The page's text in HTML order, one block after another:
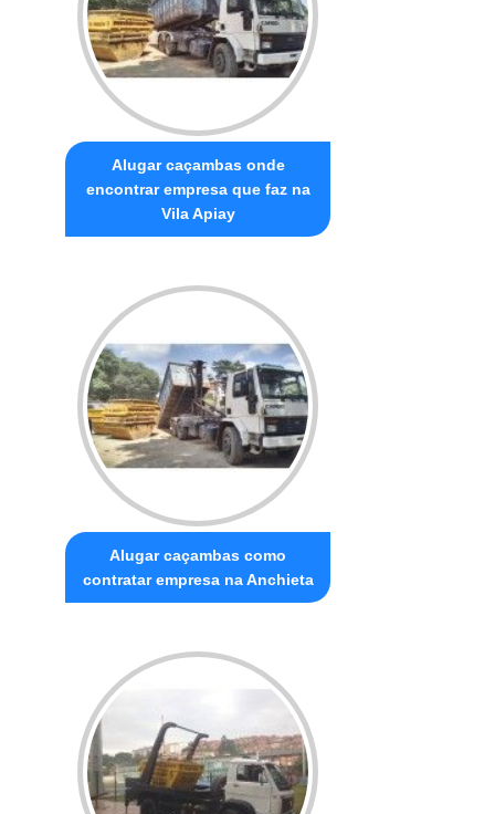
Alugar caçambas onde
encontrar empresa que faz na
Vila Apiay
Alugar caçambas como
contratar empresa na Anchieta